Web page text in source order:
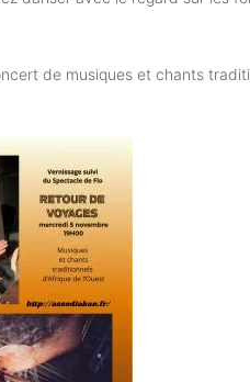
de musiques et chants